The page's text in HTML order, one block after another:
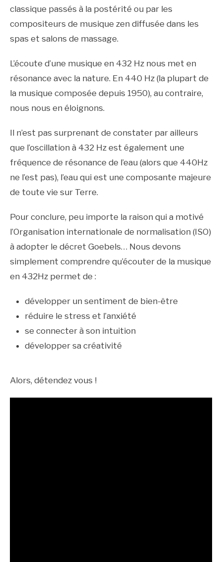
classique passés à la postérité ou par les
compositeurs de musique zen diffusée dans les
spas et salons de massage.
L’écoute d’une musique en 432 Hz nous met en
résonance avec la nature. En 440 Hz (la plupart de
la musique composée depuis 1950), au contraire,
nous nous en éloignons.
Il n’est pas surprenant de constater par ailleurs
que l’oscillation à 432 Hz est également une
fréquence de résonance de l’eau (alors que 440Hz
ne l’est pas), l’eau qui est une composante majeure
de toute vie sur Terre.
Pour conclure, peu importe la raison qui a motivé
l’Organisation internationale de normalisation (ISO)
à adopter le décret Goebels… Nous devons
simplement comprendre qu’écouter de la musique
en 432Hz permet de :
développer un sentiment de bien-être
réduire le stress et l’anxiété
se connecter à son intuition
développer sa créativité
Alors, détendez vous !